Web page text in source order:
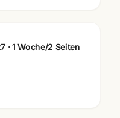
· 1 Woche/2 Seiten